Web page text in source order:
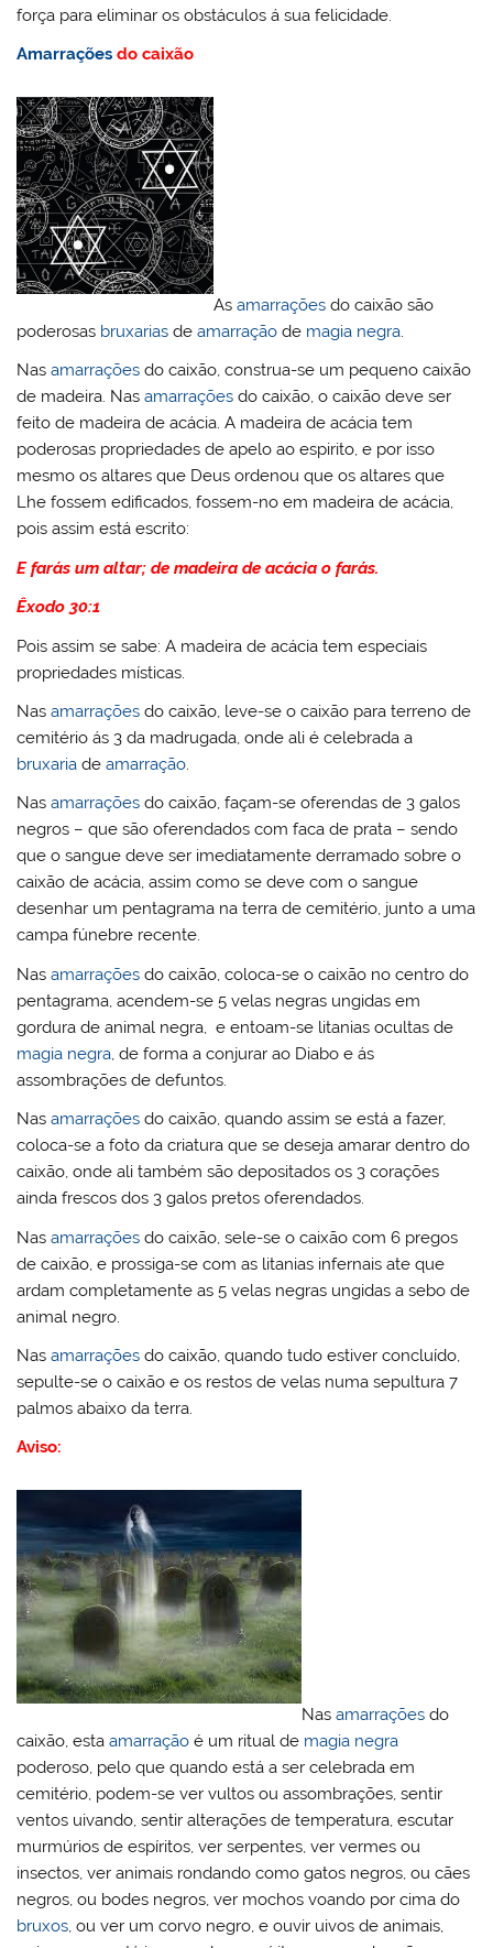
força para eliminar os obstáculos á sua felicidade.
Amarrações do caixão
Asamarrações do caixão são
poderosas bruxarias deamarração de magia negra.
Nasamarrações do caixão, construa-se um pequeno caixão
de madeira. Nasamarrações do caixão, o caixão deve ser
feito de madeira de acácia. A madeira de acácia tem
poderosas propriedades de apelo ao espirito, e por isso
mesmo os altares que Deus ordenou que os altares que
Lhe fossem edificados, fossem-no em madeira de acácia,
pois assim está escrito:
E farás um altar; de madeira de acácia o farás.
Êxodo 30:1
Pois assim se sabe: A madeira de acácia tem especiais
propriedades místicas.
Nasamarrações do caixão, leve-se o caixão para terreno de
cemitério ás 3 da madrugada, onde ali é celebrada a
bruxaria deamarração.
Nasamarrações do caixão, façam-se oferendas de 3 galos
negros – que são oferendados com faca de prata – sendo
que o sangue deve ser imediatamente derramado sobre o
caixão de acácia, assim como se deve com o sangue
desenhar um pentagrama na terra de cemitério, junto a uma
campa fúnebre recente.
Nasamarrações do caixão, coloca-se o caixão no centro do
pentagrama, acendem-se 5 velas negras ungidas em
gordura de animal negra, e entoam-se litanias ocultas de
magia negra, de forma a conjurar ao Diabo e ás
assombrações de defuntos.
Nasamarrações do caixão, quando assim se está a fazer,
coloca-se a foto da criatura que se deseja amarar dentro do
caixão, onde ali também são depositados os 3 corações
ainda frescos dos 3 galos pretos oferendados.
Nasamarrações do caixão, sele-se o caixão com 6 pregos
de caixão, e prossiga-se com as litanias infernais ate que
ardam completamente as 5 velas negras ungidas a sebo de
animal negro.
Nasamarrações do caixão, quando tudo estiver concluído,
sepulte-se o caixão e os restos de velas numa sepultura 7
palmos abaixo da terra.
Aviso:
Nasamarrações do
caixão, estaamarração é um ritual de magia negra
poderoso, pelo que quando está a ser celebrada em
cemitério, podem-se ver vultos ou assombrações, sentir
ventos uivando, sentir alterações de temperatura, escutar
murmúrios de espíritos, ver serpentes, ver vermes ou
insectos, ver animais rondando como gatos negros, ou cães
negros, ou bodes negros, ver mochos voando por cima do
bruxos, ou ver um corvo negro, e ouvir uivos de animais,